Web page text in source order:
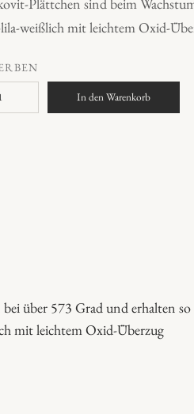
weißlich mit leichtem Oxid-
In den Warenkorb
über 573 Grad und erhalten so
mit leichtem Oxid-Überzug